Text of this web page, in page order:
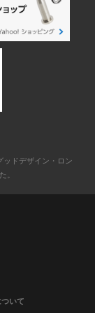
ッドデザイン・ロン
。
いて